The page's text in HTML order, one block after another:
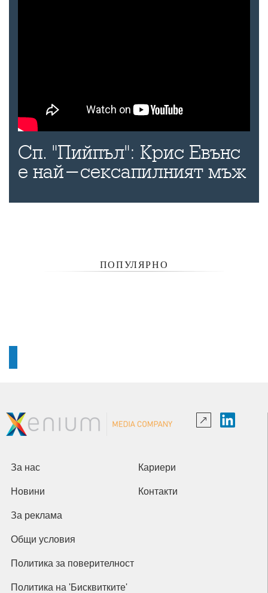
Сп. "Пийпъл": Крис Евънс
е най-сексапилният мъж
ПОПУЛЯРНО
За нас Кариери
Новини Контакти
За реклама
Общи условия
Политика за поверителност
Политика на 'Бисквитките'